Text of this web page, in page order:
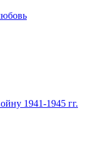
1941-1945 гг.